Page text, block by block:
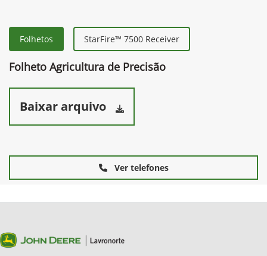
Folhetos StarFire™ 7500 Receiver
Folheto Agricultura de Precisão
Baixar arquivo
Ver telefones